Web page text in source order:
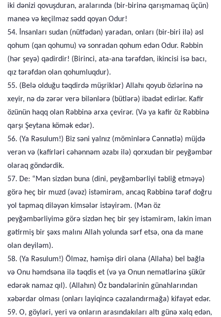
iki dənizi qovuşduran, aralarında (bir-birinə qarışmamaq üçün)
maneə və keçilməz sədd qoyan Odur!
54. İnsanları sudan (nütfədən) yaradan, onları (bir-biri ilə) əsl
qohum (qan qohumu) və sonradan qohum edən Odur. Rəbbin
(hər şeyə) qadirdir! (Birinci, ata-ana tərəfdən, ikincisi isə bacı,
qız tərəfdən olan qohumluqdur).
55. (Belə olduğu təqdirdə müşriklər) Allahı qoyub özlərinə nə
xeyir, nə də zərər verə bilənlərə (bütlərə) ibadət edirlər. Kafir
özünün haqq olan Rəbbinə arxa çevirər. (Və ya kafir öz Rəbbinə
qarşı Şeytana kömək edər).
56. (Ya Rəsulum!) Biz səni yalnız (möminlərə Cənnətlə) müjdə
verən və (kafirləri cəhənnəm əzabı ilə) qorxudan bir peyğəmbər
olaraq göndərdik.
57. De: “Mən sizdən buna (dini, peyğəmbərliyi təbliğ etməyə)
görə heç bir muzd (əvəz) istəmirəm, ancaq Rəbbinə tərəf doğru
yol tapmaq diləyən kimsələr istəyirəm. (Mən öz
peyğəmbərliyimə görə sizdən heç bir şey istəmirəm, lakin iman
gətirmiş bir şəxs malını Allah yolunda sərf etsə, ona da mane
olan deyiləm).
58. (Ya Rəsulum!) Ölməz, həmişə diri olana (Allaha) bel bağla
və Onu həmdsəna ilə təqdis et (və ya Onun nemətlərinə şükür
edərək namaz qıl). (Allahın) Öz bəndələrinin günahlarından
xəbərdar olması (onları layiqincə cəzalandırmağa) kifayət edər.
59. O, göyləri, yeri və onların arasındakıları altı günə xəlq edən,